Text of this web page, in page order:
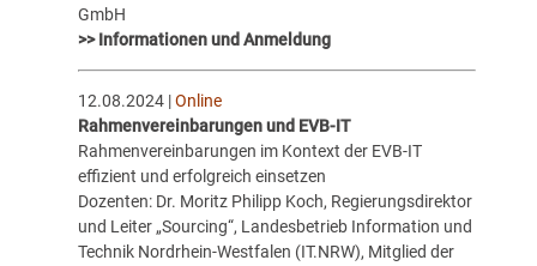
GmbH
>> Informationen und Anmeldung
12.08.2024 |Online
Rahmenvereinbarungen und EVB-IT
Rahmenvereinbarungen im Kontext der EVB-IT
effizient und erfolgreich einsetzen
Dozenten: Dr. Moritz Philipp Koch, Regierungsdirektor
und Leiter „Sourcing“, Landesbetrieb Information und
Technik Nordrhein-Westfalen (IT.NRW), Mitglied der